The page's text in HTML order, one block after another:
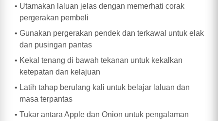
Utamakan laluan jelas dengan memerhati corak
pergerakan pembeli
Gunakan pergerakan pendek dan terkawal untuk elak
dan pusingan pantas
Kekal tenang di bawah tekanan untuk kekalkan
ketepatan dan kelajuan
Latih tahap berulang kali untuk belajar laluan dan
masa terpantas
Tukar antara Apple dan Onion untuk pengalaman